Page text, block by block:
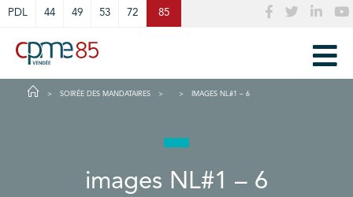
PDL 44 49 53 72 85
SOIRÉE DES MANDATAIRES IMAGES NL#1 – 6
images NL#1 – 6
Cookies management panel